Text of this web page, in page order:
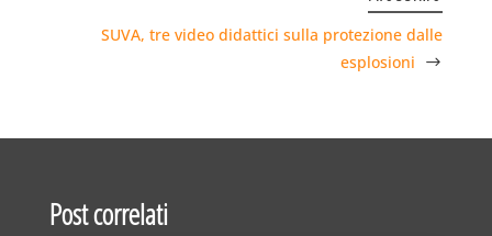
SUVA, tre video didattici sulla protezione dalle
esplosioni
Post correlati